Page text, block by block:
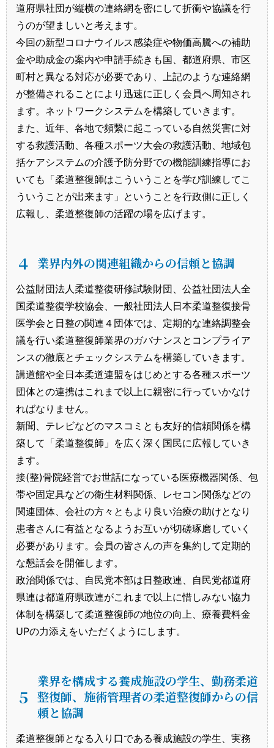
道府県社団が縦横の連絡網を密にして折衝や協議を行
うのが望ましいと考えます。
今回の新型コロナウイルス感染症や物価高騰への補助
金や助成金の案内や申請手続きも国、都道府県、市区
町村と異なる対応が必要であり、上記のような連絡網
が整備されることにより迅速に正しく会員へ周知され
ます。ネットワークシステムを構築していきます。
また、近年、各地で頻繫に起こっている自然災害に対
する救護活動、各種スポーツ大会の救護活動、地域包
括ケアシステムの介護予防分野での機能訓練指導にお
いても「柔道整復師はこういうことを学び訓練してこ
ういうことが出来ます」ということを行政側に正しく
広報し、柔道整復師の活躍の場を広げます。
４ 業界内外の関連組織からの信頼と協調
公益財団法人柔道整復研修試験財団、公益社団法人全
国柔道整復学校協会、一般社団法人日本柔道整復接骨
医学会と日整の関連４団体では、定期的な連絡調整会
議を行い柔道整復師業界のガバナンスとコンプライア
ンスの徹底とチェックシステムを構築していきます。
講道館や全日本柔道連盟をはじめとする各種スポーツ
団体との連携はこれまで以上に親密に行っていかなけ
ればなりません。
新聞、テレビなどのマスコミとも友好的信頼関係を構
築して「柔道整復師」を広く深く国民に広報していき
ます。
接(整)骨院経営でお世話になっている医療機器関係、包
帯や固定具などの衛生材料関係、レセコン関係などの
関連団体、会社の方々ともより良い治療の助けとなり
患者さんに有益となるようお互いが切磋琢磨していく
必要があります。会員の皆さんの声を集約して定期的
な懇話会を開催します。
政治関係では、自民党本部は日整政連、自民党都道府
県連は都道府県政連がこれまで以上に惜しみない協力
体制を構築して柔道整復師の地位の向上、療養費料金
UPの力添えをいただくようにします。
５
業界を構成する養成施設の学生、勤務柔道
整復師、施術管理者の柔道整復師からの信
頼と協調
柔道整復師となる入り口である養成施設の学生、実務